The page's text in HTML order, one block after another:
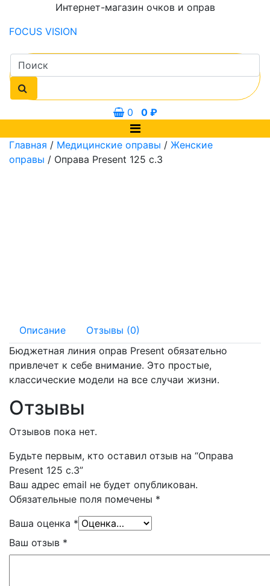
Интернет-магазин очков и оправ
FOCUS VISION
0 0 ₽
Главная / Медицинские оправы / Женские
оправы / Оправа Present 125 с.3
Описание
Отзывы (0)
Бюджетная линия оправ Present обязательно
привлечет к себе внимание. Это простые,
классические модели на все случаи жизни.
Отзывы
Отзывов пока нет.
Будьте первым, кто оставил отзыв на “Оправа
Present 125 с.3”
Ваш адрес email не будет опубликован.
Обязательные поля помечены *
Ваша оценка *
Ваш отзыв *